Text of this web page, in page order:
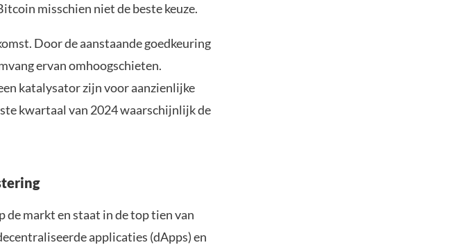
misschien niet de beste keuze.
Door de aanstaande goedkeuring
ervan omhoogschieten.
katalysator zijn voor aanzienlijke
kwartaal van 2024 waarschijnlijk de
de markt en staat in de top tien van
applicaties (dApps) en